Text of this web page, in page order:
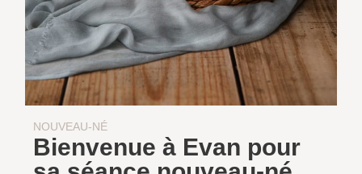
NOUVEAU-NÉ
Bienvenue à Evan pour